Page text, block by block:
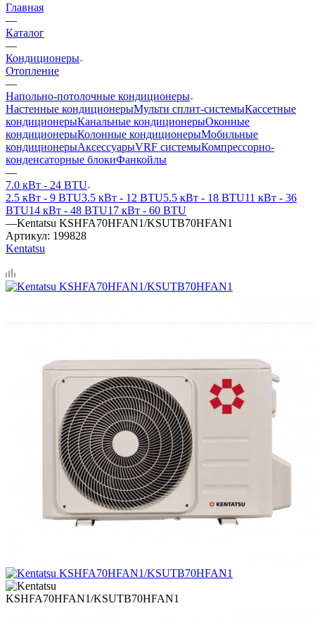
Главная
—
Каталог
—
Кондиционеры
Отопление
—
Напольно-потолочные кондиционеры
Настенные кондиционерыМульти сплит-системыКассетные
кондиционерыКанальные кондиционерыОконные
кондиционерыКолонные кондиционерыМобильные
кондиционерыАксессуарыVRF системыКомпрессорно-
конденсаторные блокиФанкойлы
—
7.0 кВт - 24 BTU
2.5 кВт - 9 BTU3.5 кВт - 12 BTU5.5 кВт - 18 BTU11 кВт - 36
BTU14 кВт - 48 BTU17 кВт - 60 BTU
—Kentatsu KSHFA70HFAN1/KSUTB70HFAN1
Артикул: 199828
Kentatsu